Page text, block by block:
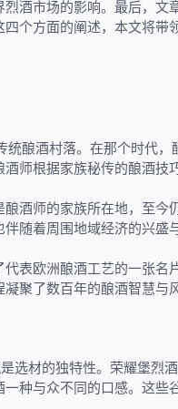
酒市场的影响。最后，文
个方面的阐述，本文将带
酿酒村落。在那个时代，
师根据家族秘传的酿酒技
酒师的家族所在地，至今
随着周围地域经济的兴盛
表欧洲酿酒工艺的一张名
聚了数百年的酿酒智慧与
选材的独特性。荣耀堡烈
种与众不同的口感。这些